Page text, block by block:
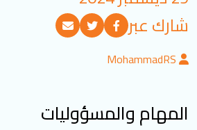
تسجيل الدخول
العربية
تابعنا
شارك عبر
MohammadRS
المهام والمسؤوليات